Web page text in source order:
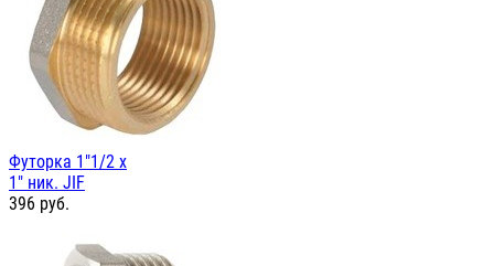
Футорка 1"1/2 х
1" ник. JIF
396 руб.